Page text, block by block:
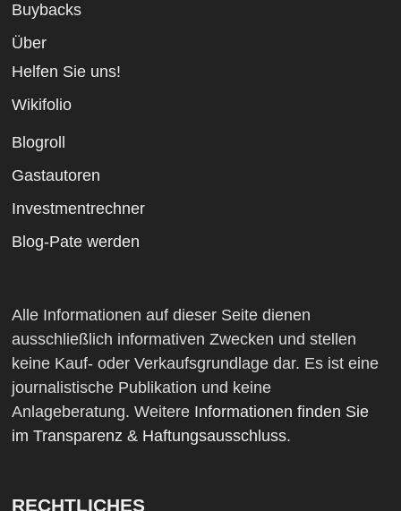
Buybacks
Über
Helfen Sie uns!
Wikifolio
Blogroll
Gastautoren
Investmentrechner
Blog-Pate werden
Alle Informationen auf dieser Seite dienen
ausschließlich informativen Zwecken und stellen
keine Kauf- oder Verkaufsgrundlage dar. Es ist eine
journalistische Publikation und keine
Anlageberatung. Weitere Informationen finden Sie
im Transparenz & Haftungsausschluss.
RECHTLICHES